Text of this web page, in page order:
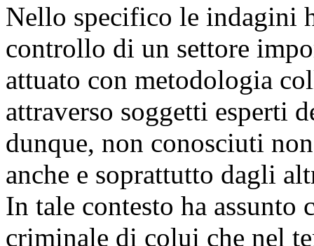
Nello specifico le indagini
controllo di un settore
attuato con metodologia
attraverso soggetti esperti
dunque, non conosciuti
anche e soprattutto dagli
In tale contesto ha assunto
criminale di colui che nel